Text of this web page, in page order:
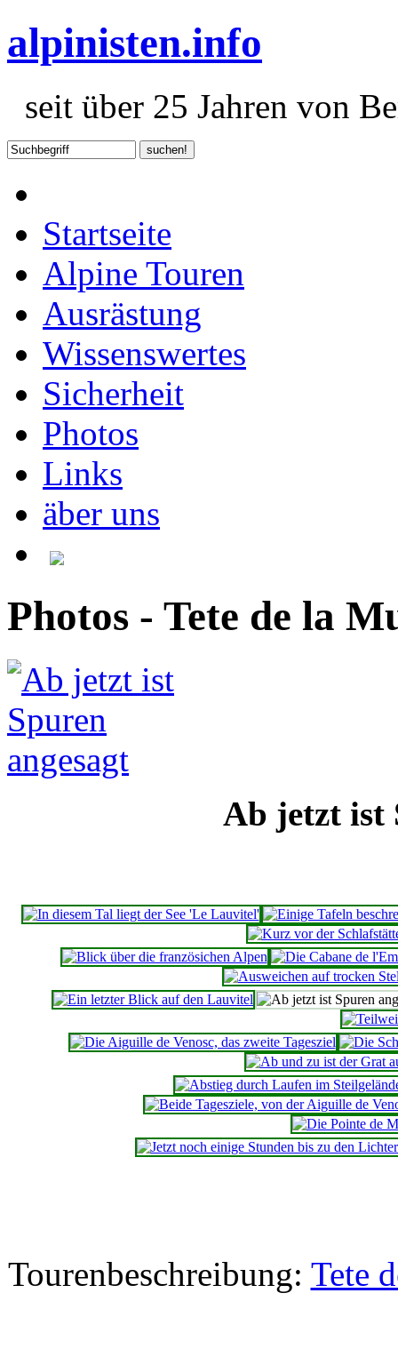
alpinisten.info
seit über 25 Jahren von
Startseite
Alpine Touren
Ausrästung
Wissenswertes
Sicherheit
Photos
Links
äber uns
Photos - Tete de la
Ab jetzt ist
Tourenbeschreibung: Tete